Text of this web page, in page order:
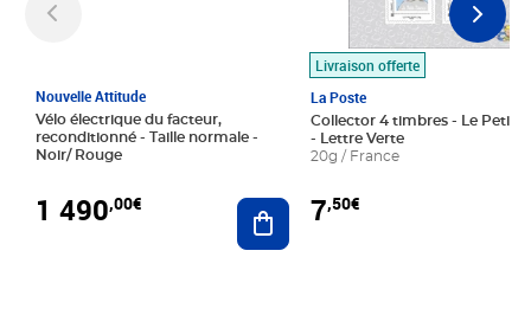
Nouvelle Attitude
Vélo électrique du facteur,
reconditionné - Taille normale -
Noir/ Rouge
1 490,00€ Ajouter au panier
Livraison offerte
La Poste
Collector 4 timbres - Le Petit
- Lettre Verte
20g / France
7,50€